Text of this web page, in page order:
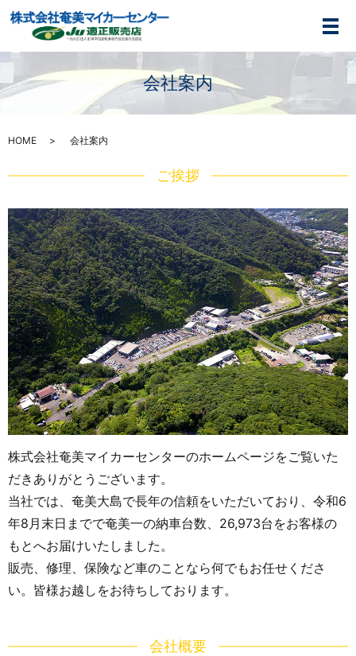
メ
会社案内
HOME 会社案内
ご挨拶
株式会社奄美マイカーセンターのホームページをご覧いた
だきありがとうございます。
当社では、奄美大島で長年の信頼をいただいており、令和6
年8月末日までで奄美一の納車台数、26,973台をお客様の
もとへお届けいたしました。
販売、修理、保険など車のことなら何でもお任せくださ
い。皆様お越しをお待ちしております。
会社概要